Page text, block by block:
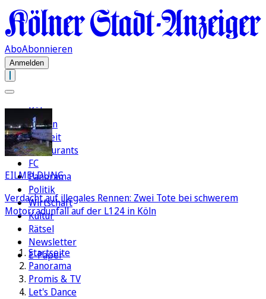
AboAbonnieren
Anmelden
Köln
Region
Freizeit
Restaurants
FC
Panorama
Politik
Wirtschaft
Kultur
Rätsel
Newsletter
E-Paper
EILMELDUNG
Verdacht auf illegales Rennen: Zwei Tote bei schwerem
Motorradunfall auf der L124 in Köln
Startseite
Panorama
Promis & TV
Let's Dance